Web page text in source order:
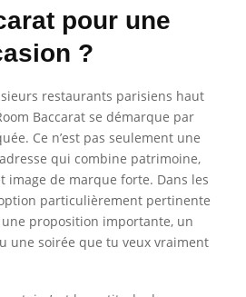
pour une
?
restaurants parisiens haut
Baccarat se démarque par
Ce n’est pas seulement une
qui combine patrimoine,
image de marque forte. Dans les
particulièrement pertinente
proposition importante, un
une soirée que tu veux vraiment